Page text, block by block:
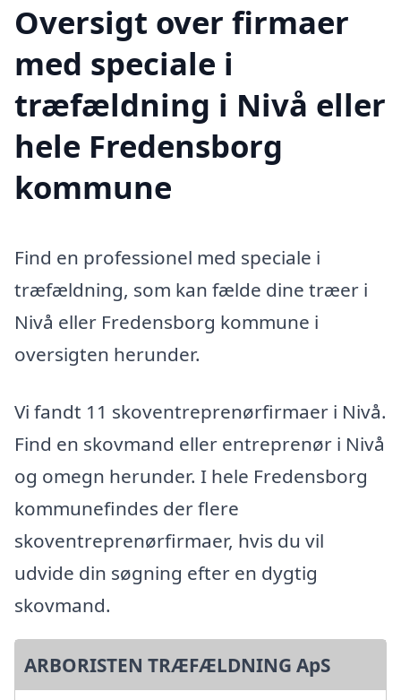
Oversigt over firmaer
med speciale i
træfældning i Nivå eller
hele Fredensborg
kommune
Find en professionel med speciale i
træfældning, som kan fælde dine træer i
Nivå eller Fredensborg kommune i
oversigten herunder.
Vi fandt 11 skoventreprenørfirmaer i Nivå.
Find en skovmand eller entreprenør i Nivå
og omegn herunder. I hele Fredensborg
kommunefindes der flere
skoventreprenørfirmaer, hvis du vil
udvide din søgning efter en dygtig
skovmand.
ARBORISTEN TRÆFÆLDNING ApS